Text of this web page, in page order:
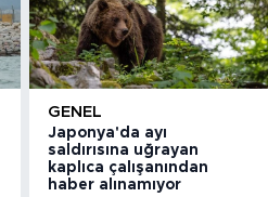
GENEL
Japonya'da ayı
saldırısına uğrayan
kaplıca çalışanından
haber alınamıyor